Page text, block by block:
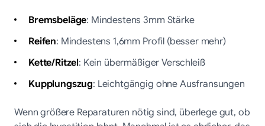
Bremsbeläge: Mindestens 3mm Stärke
Reifen: Mindestens 1,6mm Profil (besser mehr)
Kette/Ritzel: Kein übermäßiger Verschleiß
Kupplungszug: Leichtgängig ohne Ausfransungen
Wenn größere Reparaturen nötig sind, überlege gut, ob